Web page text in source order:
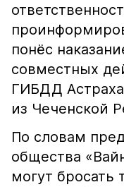
понёс
совместных
ГИБДД
из Чеченской
По словам
общества
могут бросать